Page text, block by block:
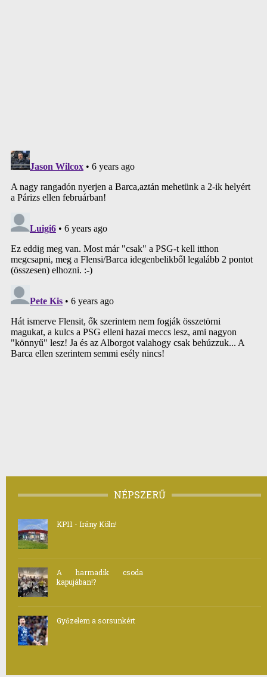
NÉPSZERŰ
KP11 - Irány Köln!
A harmadik csoda
kapujában!?
Győzelem a sorsunkért